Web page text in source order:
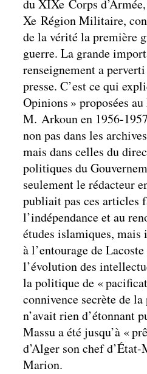
du XIXe Corps
Xe Région Militaire,
de la vérité la première
guerre. La grande
renseignement a
presse. C’est ce qui
Opinions » proposées
M. Arkoun en 1956-
non pas dans les
mais dans celles du
politiques du
seulement le rédacteur
publiait pas ces articles
l’indépendance et au
études islamiques, mais
à l’entourage de
l’évolution des
la politique de «
connivence secrète de la
n’avait rien d’étonnant
Massu a été jusqu’à «
d’Alger son chef
Marion.